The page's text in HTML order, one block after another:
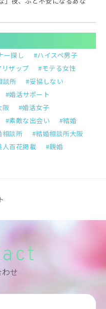
ー探し
ハイスペ男子
リザップ
モテる女性
談所
妥協しない
婚活サポート
阪
婚活女子
素敵な出会い
結婚
相談所
結婚相談所大阪
人百花掲載 親婚
せ